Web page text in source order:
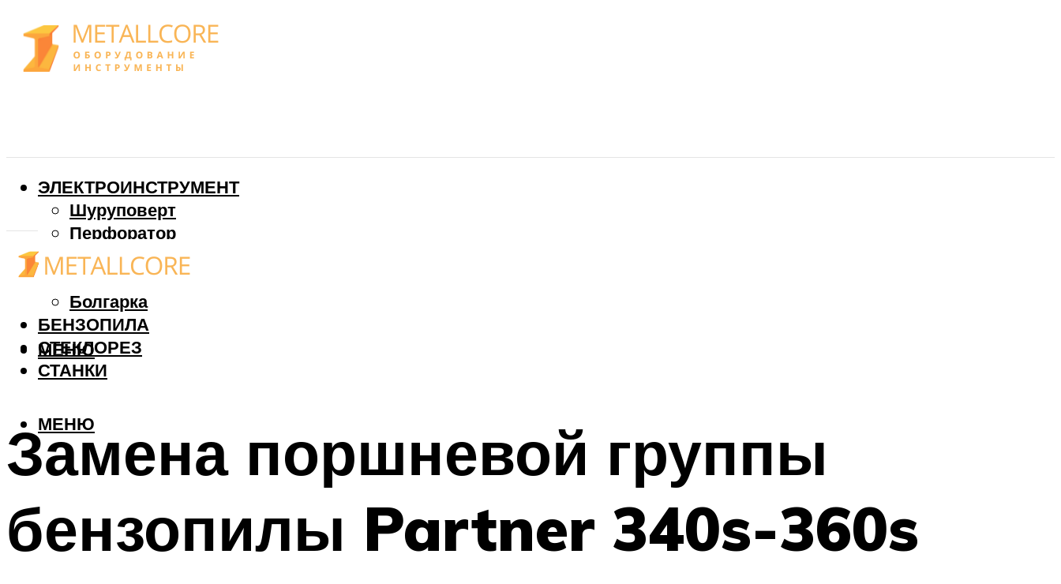
ЭЛЕКТРОИНСТРУМЕНТ
Шуруповерт
Перфоратор
Дрель
Фрезер
Болгарка
БЕНЗОПИЛА
СТЕКЛОРЕЗ
СТАНКИ
МЕНЮ
МЕНЮ
Замена поршневой группы
бензопилы Partner 340s-360s